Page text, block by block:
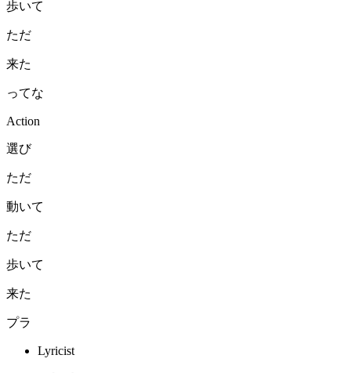
歩いて
ただ
来た
ってな
Action
選び
ただ
動いて
ただ
歩いて
来た
プラ
Lyricist